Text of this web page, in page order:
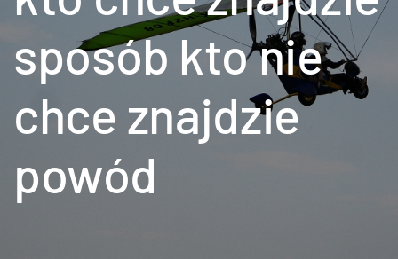
sposób kto nie
chce znajdzie
powód